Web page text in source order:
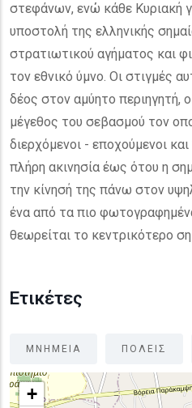
στεφάνων, ενώ κάθε Κυριακή
υποστολή της ελληνικής
στρατιωτικού αγήματος και
τον εθνικό ύμνο. Οι στιγμές
δέος στον αμύητο περιηγητή,
μέγεθος του σεβασμού τον
διερχόμενοι - εποχούμενοι
πλήρη ακινησία έως ότου η
την κίνησή της πάνω στον
ένα από τα πιο
θεωρείται το κεντρικότερο
Ετικέτες
ΜΝΗΜΕΙΑ ΠΟΛΕΙΣ
+